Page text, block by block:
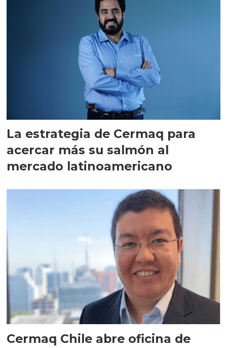
La estrategia de Cermaq para
acercar más su salmón al
mercado latinoamericano
Cermaq Chile abre oficina de